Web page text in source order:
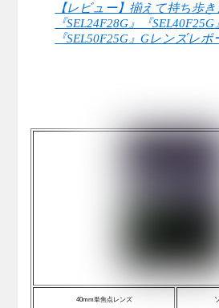
【レビュー】揃えて持ち歩
『SEL24F28G』『SEL40F25G
『SEL50F25G』Gレンズレポ
40mm単焦点レンズ